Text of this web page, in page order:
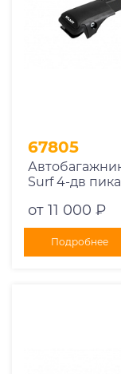
67805
Surf 4-дв
от 11 000 ₽
Подробнее